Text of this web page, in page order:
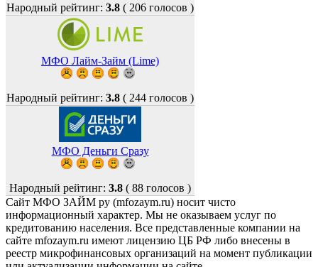
Народный рейтинг: 3.8 ( 206 голосов )
МФО Лайм-Займ (Lime)
Народный рейтинг: 3.8 ( 244 голосов )
МФО Деньги Сразу
Народный рейтинг: 3.8 ( 88 голосов )
Сайт МФО ЗАЙМ ру (mfozaym.ru) носит чисто
информационный характер. Мы не оказываем услуг по
кредитованию населения. Все представленные компании на
сайте mfozaym.ru имеют лицензию ЦБ РФ либо внесены в
реестр микрофинансовых организаций на момент публикации